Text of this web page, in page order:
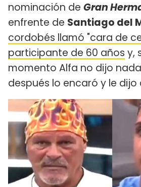
nominación de Gran
enfrente de Santiago del
cordobés llamó "cara de
participante de 60 años y,
momento Alfa no dijo
después lo encaró y le dijo